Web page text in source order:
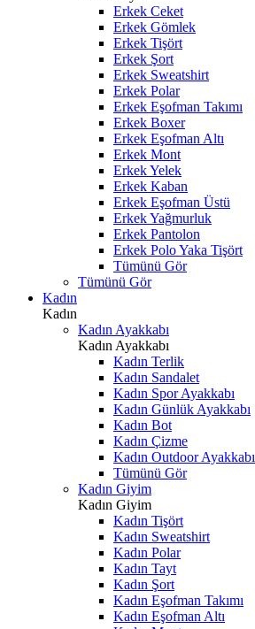
Erkek Ceket
Erkek Gömlek
Erkek Tişört
Erkek Şort
Erkek Sweatshirt
Erkek Polar
Erkek Eşofman Takımı
Erkek Boxer
Erkek Eşofman Altı
Erkek Mont
Erkek Yelek
Erkek Kaban
Erkek Eşofman Üstü
Erkek Yağmurluk
Erkek Pantolon
Erkek Polo Yaka Tişört
Tümünü Gör
Tümünü Gör
Kadın
Kadın
Kadın Ayakkabı
Kadın Ayakkabı
Kadın Terlik
Kadın Sandalet
Kadın Spor Ayakkabı
Kadın Günlük Ayakkabı
Kadın Bot
Kadın Çizme
Kadın Outdoor Ayakkabı
Tümünü Gör
Kadın Giyim
Kadın Giyim
Kadın Tişört
Kadın Sweatshirt
Kadın Polar
Kadın Tayt
Kadın Şort
Kadın Eşofman Takımı
Kadın Eşofman Altı